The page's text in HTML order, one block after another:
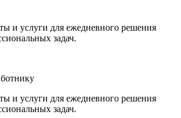
и услуги для ежедневного решения
задач.
и услуги для ежедневного решения
задач.